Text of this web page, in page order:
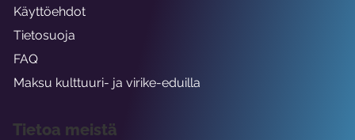
Käyttöehdot
Tietosuoja
FAQ
Maksu kulttuuri- ja virike-eduilla
Tietoa meistä